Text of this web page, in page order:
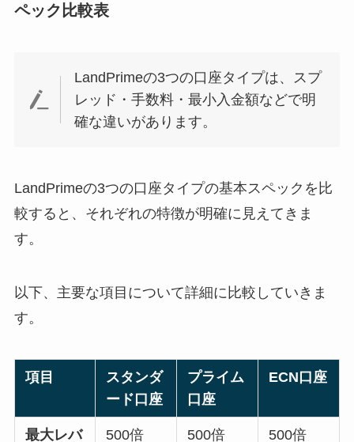
ペック比較表
LandPrimeの3つの口座タイプは、スプ
レッド・手数料・最小入金額などで明
確な違いがあります。
LandPrimeの3つの口座タイプの基本スペックを比
較すると、それぞれの特徴が明確に見えてきま
す。
以下、主要な項目について詳細に比較していきま
す。
項目
スタンダ
ード口座
プライム
口座
ECN口座
最大レバ 500倍 500倍 500倍